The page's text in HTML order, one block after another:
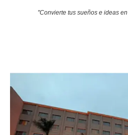
"Convierte tus sueños e ideas